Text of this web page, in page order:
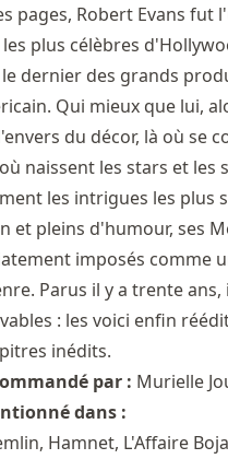
pages, Robert Evans fut
plus célèbres
dernier des grands
Qui mieux que lui,
du décor, là où se
naissent les stars et les
les intrigues les plus
et pleins d'humour, ses
imposés comme
Parus il y a trente
: les voici enfin
inédits.
par : Murielle
dans :
Hamnet, L'Affaire